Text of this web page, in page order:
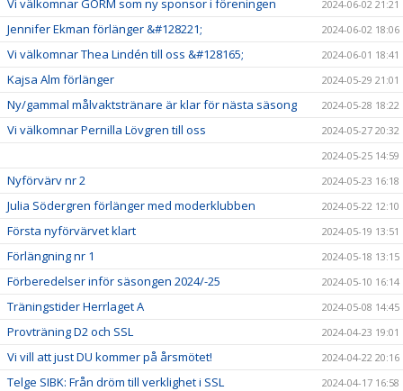
Vi välkomnar GORM som ny sponsor i föreningen 2024-06-02 21:21
Jennifer Ekman förlänger &#128221; 2024-06-02 18:06
Vi välkomnar Thea Lindén till oss &#128165; 2024-06-01 18:41
Kajsa Alm förlänger 2024-05-29 21:01
Ny/gammal målvaktstränare är klar för nästa säsong 2024-05-28 18:22
Vi välkomnar Pernilla Lövgren till oss
2024-05-27 20:32
2024-05-25 14:59
Nyförvärv nr 2 2024-05-23 16:18
Julia Södergren förlänger med moderklubben 2024-05-22 12:10
Första nyförvärvet klart 2024-05-19 13:51
Förlängning nr 1 2024-05-18 13:15
Förberedelser inför säsongen 2024/-25 2024-05-10 16:14
Träningstider Herrlaget A 2024-05-08 14:45
Provträning D2 och SSL 2024-04-23 19:01
Vi vill att just DU kommer på årsmötet! 2024-04-22 20:16
Telge SIBK: Från dröm till verklighet i SSL 2024-04-17 16:58